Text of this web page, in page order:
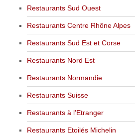
Restaurants Sud Ouest
Restaurants Centre Rhône Alpes
Restaurants Sud Est et Corse
Restaurants Nord Est
Restaurants Normandie
Restaurants Suisse
Restaurants à l’Etranger
Restaurants Etoilés Michelin